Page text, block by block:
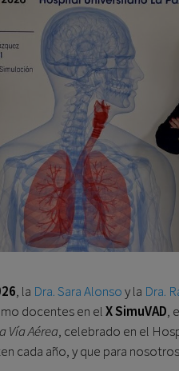
, la Dra. Sara Alonsoy la Dra.
docentes en elX SimuVAD,
Vía Aérea, celebrado en el
cada año, y que para